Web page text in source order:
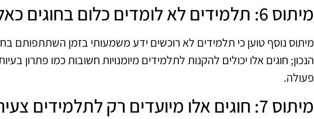
מיתוס 6: תלמידים לא לומדים כלום בחוגים כאלו
מיתוס נוסף טוען כי תלמידים לא רוכשים ידע משמעותי בזמן השתתפותם
הנכון; חוגים אלו יכולים להקנות לתלמידים מיומנויות חשובות כמו פתרון
פעולה.
מיתוס 7: חוגים אלו מיועדים רק לתלמידים צעירים